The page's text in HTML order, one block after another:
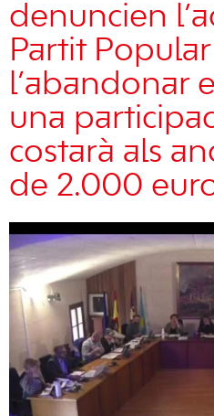
denuncien
Partit Popular
l’abandonar
una
costarà als
de 2.000